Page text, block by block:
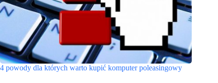
4 powody dla których warto kupić komputer poleasingowy